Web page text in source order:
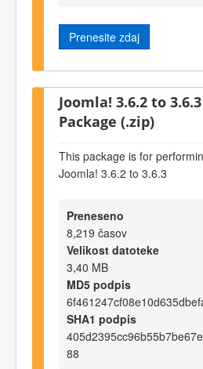
Prenesite zdaj
Joomla! 3.6.2 to
Package (.zip)
This package is for
Joomla! 3.6.2 to 3.6.3
Preneseno
8,219 časov
Velikost datoteke
3,40 MB
MD5 podpis
SHA1 podpis
88